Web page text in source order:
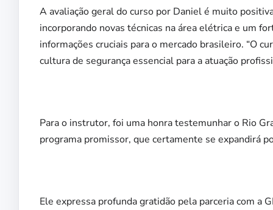
A avaliação geral do curso por Daniel é muito
incorporando novas técnicas na área elétrica e um
informações cruciais para o mercado brasileiro. “O
cultura de segurança essencial para a atuação
Para o instrutor, foi uma honra testemunhar o Rio
programa promissor, que certamente se expandirá
Ele expressa profunda gratidão pela parceria com a